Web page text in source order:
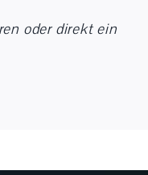
oder direkt ein